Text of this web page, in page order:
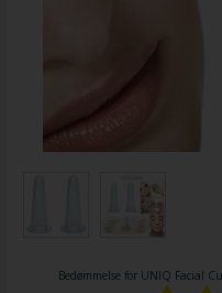
Bedømmelse for UNIQ Facial